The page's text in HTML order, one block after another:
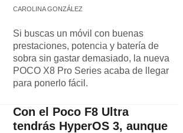
CAROLINA GONZÁLEZ
Si buscas un móvil con buenas
prestaciones, potencia y batería de
sobra sin gastar demasiado, la nueva
POCO X8 Pro Series acaba de llegar
para ponerlo fácil.
Con el Poco F8 Ultra
tendrás HyperOS 3, aunque